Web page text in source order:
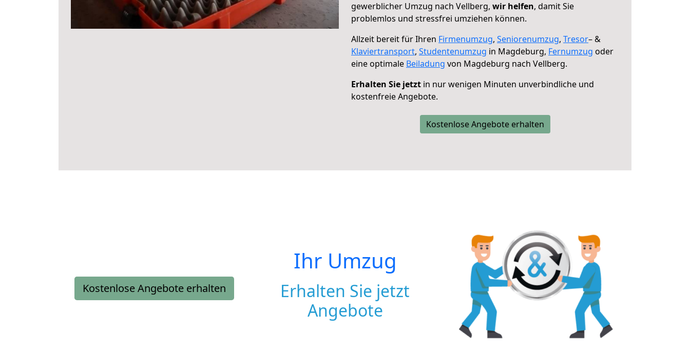
gewerblicher Umzug nach Vellberg, wir helfen, damit Sie
problemlos und stressfrei umziehen können.
Allzeit bereit für Ihren Firmenumzug, Seniorenumzug, Tresor– &
Klaviertransport, Studentenumzug in Magdeburg, Fernumzug oder
eine optimale Beiladung von Magdeburg nach Vellberg.
Erhalten Sie jetzt in nur wenigen Minuten unverbindliche und
kostenfreie Angebote.
Kostenlose Angebote erhalten
Kostenlose Angebote erhalten
Ihr Umzug
Erhalten Sie jetzt
Angebote